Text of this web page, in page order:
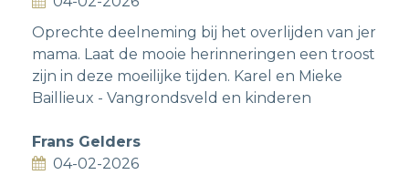
Oprechte deelneming bij het overlijden van jer
mama. Laat de mooie herinneringen een troost
zijn in deze moeilijke tijden. Karel en Mieke
Baillieux - Vangrondsveld en kinderen
Frans Gelders
04-02-2026